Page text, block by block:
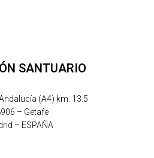
SANTUARIO
(A4) km. 13.5
– Getafe
– ESPAÑA